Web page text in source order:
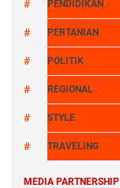
PENDIDIKAN
PERTANIAN
POLITIK
REGIONAL
STYLE
TRAVELING
MEDIA PARTNERSHIP